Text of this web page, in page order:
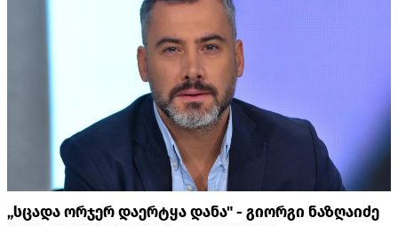
„სცადა ორჯერ დაერტყა დანა" - გიორგი ნაზღაიძე